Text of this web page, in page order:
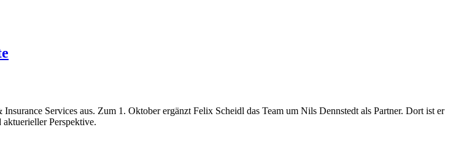
Services aus. Zum 1. Oktober ergänzt Felix Scheidl das Team um Nils Dennstedt als Partner. Dort ist er
Perspektive.